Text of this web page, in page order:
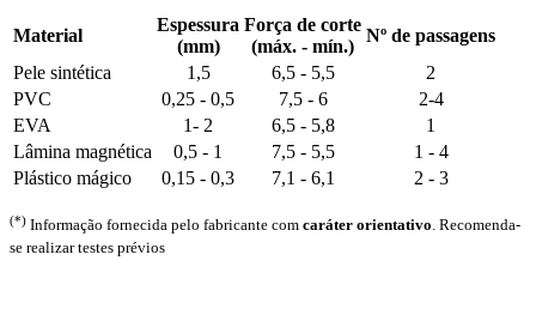
Material
Espessura
(mm)
Força de corte
(máx. - mín.)
Nº de passagens
Pele sintética
1,5 6,5 - 5,5
2
PVC
0,25 - 0,5 7,5 - 6
2-4
EVA
1- 2 6,5 - 5,8
1
Lâmina magnética
0,5 - 1 7,5 - 5,5
1 - 4
Plástico mágico
0,15 - 0,3 7,1 - 6,1 2 - 3
(*) Informação fornecida pelo fabricante com caráter orientativo. Recomenda-
se realizar testes prévios